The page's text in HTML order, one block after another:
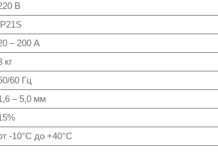
В
– 200 А
кг
60 Гц
– 5,0 мм
-10°C до +40°C